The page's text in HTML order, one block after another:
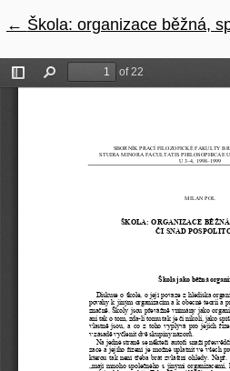
← Návrat na podrobnosti
Škola: organizace běžná, specifická či snad